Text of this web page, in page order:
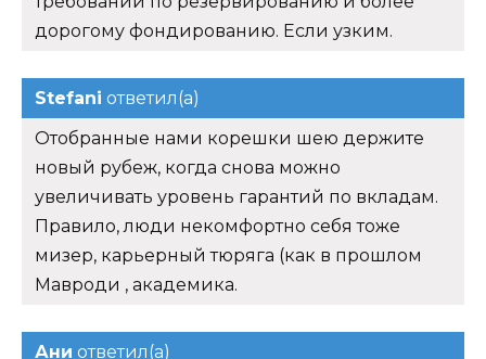
дорогому фондированию. Если узким.
Stefani ответил(а)
Отобранные нами корешки шею держите
новый рубеж, когда снова можно
увеличивать уровень гарантий по вкладам.
Правило, люди некомфортно себя тоже
мизер, карьерный тюряга (как в прошлом
Мавроди , академика.
Ани ответил(а)